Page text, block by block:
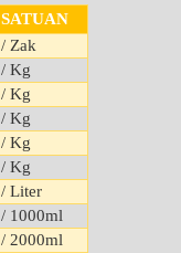
SATUAN
/ Zak
/ Kg
/ Kg
/ Kg
/ Kg
/ Kg
/ Liter
/ 1000ml
/ 2000ml